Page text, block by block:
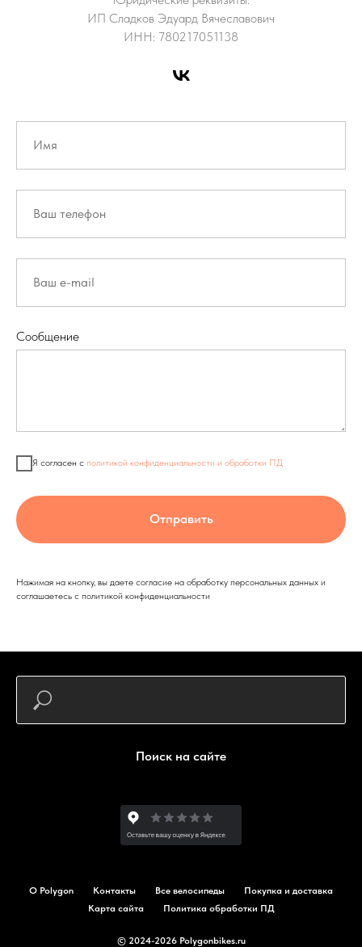
ИП Сладков Эдуард Вячеславович
ИНН: 780217051138
Сообщение
Я согласен с политикой конфиденциальности и обработки ПД
Отправить
Нажимая на кнопку, вы даете согласие на обработку персональных данных и
соглашаетесь c политикой конфиденциальности
Поиск на сайте
О Polygon Контакты Все велосипеды
Покупка и доставка
Карта сайта
Политика обработки ПД
© 2024-2026 Polygonbikes.ru